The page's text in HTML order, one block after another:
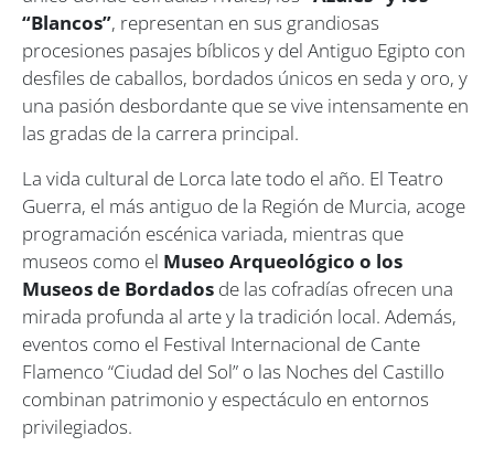
“Blancos”, representan en sus grandiosas
procesiones pasajes bíblicos y del Antiguo Egipto con
desfiles de caballos, bordados únicos en seda y oro, y
una pasión desbordante que se vive intensamente en
las gradas de la carrera principal.
La vida cultural de Lorca late todo el año. El Teatro
Guerra, el más antiguo de la Región de Murcia, acoge
programación escénica variada, mientras que
museos como el Museo Arqueológico o los
Museos de Bordados de las cofradías ofrecen una
mirada profunda al arte y la tradición local. Además,
eventos como el Festival Internacional de Cante
Flamenco “Ciudad del Sol” o las Noches del Castillo
combinan patrimonio y espectáculo en entornos
privilegiados.